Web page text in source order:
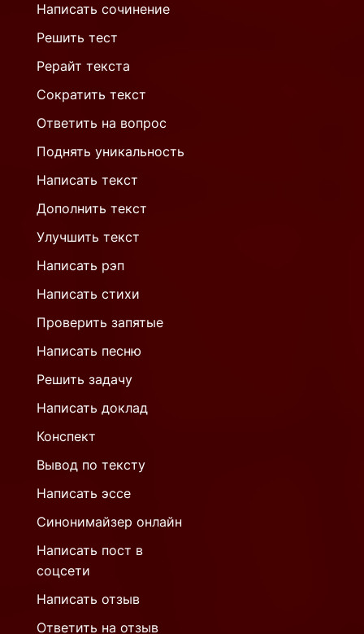
Написать сочинение
Решить тест
Рерайт текста
Сократить текст
Ответить на вопрос
Поднять уникальность
Написать текст
Дополнить текст
Улучшить текст
Написать рэп
Написать стихи
Проверить запятые
Написать песню
Решить задачу
Написать доклад
Конспект
Вывод по тексту
Написать эссе
Синонимайзер онлайн
Написать пост в
соцсети
Написать отзыв
Ответить на отзыв